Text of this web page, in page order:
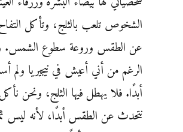
الشخوص تلعب بالثلج، وتأكل
عن الطقس وروعة سطوع الشمس.
الرغم من أني أعيش في نيجيريا ولم
أبدًا. فلا يهطل فيها الثلج، ونحن نأكل
نتحدث عن الطقس أبدًا، لأنه ليس